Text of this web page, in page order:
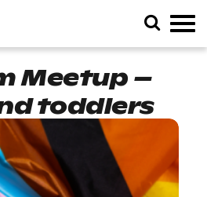
Meetup –
toddlers